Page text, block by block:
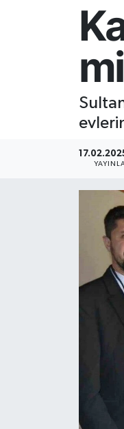
Resmi İlan